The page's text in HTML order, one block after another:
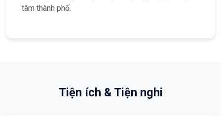
tâm thành phố.
Tiện ích & Tiện nghi